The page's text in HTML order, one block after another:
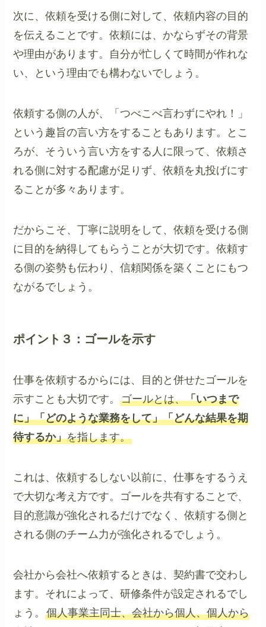
次に、依頼を受ける側に対して、依頼内容の目的
を伝えることです。依頼には、かならずその背景
や理由があります。自分が忙しくて時間が作れな
い、という理由でも構わないでしょう。
依頼する側の人が、「つべこべ言わずにやれ！」
という趣旨の言い方をすることもあります。とこ
ろが、そういう言い方をする人に限って、依頼さ
れる側に対する配慮が足りず、依頼を丸投げにす
ることが多々あります。
だからこそ、丁寧に説明をして、依頼を受ける側
に目的を納得してもらうことが大切です。依頼す
る側の姿勢も伝わり、信頼関係を築くことにもつ
ながるでしょう。
ポイント３：ゴールを示す
仕事を依頼するからには、目的と併せたゴールを
示すことも大切です。ゴールとは、「いつまで
に」「どのような業務をして」「どんな結果を期
待するか」を指します。
これは、依頼するしない以前に、仕事をするうえ
で大切な考え方です。ゴールを共有することで、
目的意識が強化されるだけでなく、依頼する側と
される側のチーム力が強化されるでしょう。
会社から会社へ依頼するときは、契約書で交わし
ます。それによって、研修条件が設定されるでし
ょう。個人事業主同士、会社から個人、個人から